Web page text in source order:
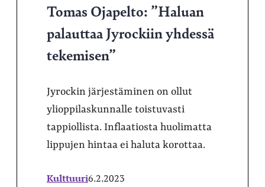
Tomas Ojapelto: ”Haluan
palauttaa Jyrockiin yhdessä
tekemisen”
Jyrockin järjestäminen on ollut
ylioppilaskunnalle toistuvasti
tappiollista. Inflaatiosta huolimatta
lippujen hintaa ei haluta korottaa.
Kulttuuri6.2.2023